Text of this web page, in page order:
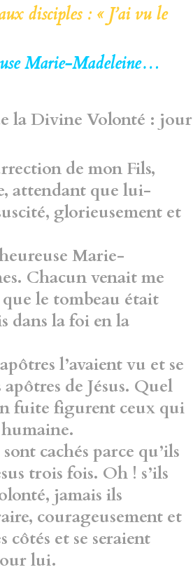
disciples : « J’ai vu le
Marie-Madeleine…
la Divine Volonté : jour
de mon Fils,
attendant que lui-
glorieusement et
Marie-
Chacun venait me
que le tombeau était
dans la foi en la
l’avaient vu et se
de Jésus. Quel
fuite figurent ceux qui
cachés parce qu’ils
trois fois. Oh ! s’ils
jamais ils
courageusement et
côtés et se seraient
lui.